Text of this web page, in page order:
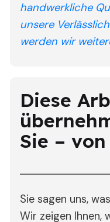
handwerkliche
unsere
werden wir
Diese
Sie –
Sie sagen uns,
Wir zeigen Ihnen,